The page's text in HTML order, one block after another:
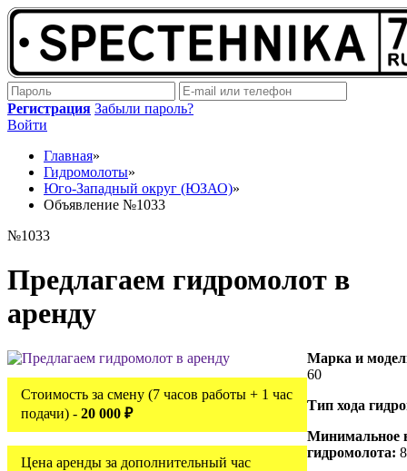
Регистрация Забыли пароль?
Войти
Главная»
Гидромолоты»
Юго-Западный округ (ЮЗАО)»
Объявление №1033
№1033
Предлагаем гидромолот в
аренду
Стоимость за смену (7 часов работы + 1 час
подачи) - 20 000 ₽
Цена аренды за дополнительный час
Марка и
60
Тип хода
Минимальное
гидромолота: 8